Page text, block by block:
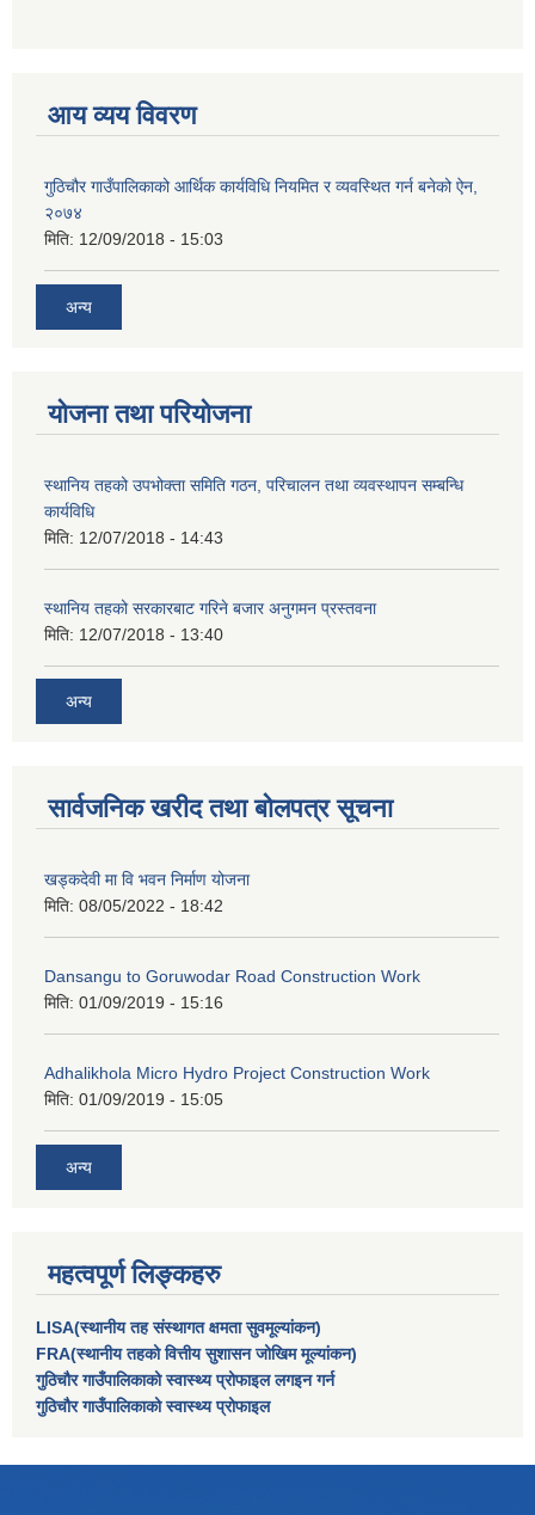
आय व्यय विवरण
गुठिचौर गाउँपालिकाको आर्थिक कार्यविधि नियमित र व्यवस्थित गर्न बनेको ऐन,
२०७४
मिति: 12/09/2018 - 15:03
अन्य
योजना तथा परियोजना
स्थानिय तहको उपभोक्ता समिति गठन, परिचालन तथा व्यवस्थापन सम्बन्धि
कार्यविधि
मिति: 12/07/2018 - 14:43
स्थानिय तहको सरकारबाट गरिने बजार अनुगमन प्रस्तवना
मिति: 12/07/2018 - 13:40
अन्य
सार्वजनिक खरीद तथा बोलपत्र सूचना
खड्कदेवी मा वि भवन निर्माण योजना
मिति: 08/05/2022 - 18:42
Dansangu to Goruwodar Road Construction Work
मिति: 01/09/2019 - 15:16
Adhalikhola Micro Hydro Project Construction Work
मिति: 01/09/2019 - 15:05
अन्य
महत्वपूर्ण लिङ्कहरु
LISA(स्थानीय तह संस्थागत क्षमता सुवमूल्यांकन)
FRA(स्थानीय तहको वित्तीय सुशासन जोखिम मूल्यांकन)
गुठिचौर गाउँपालिकाको स्वास्थ्य प्रोफाइल लगइन गर्न
गुठिचौर गाउँपालिकाको स्वास्थ्य प्रोफाइल